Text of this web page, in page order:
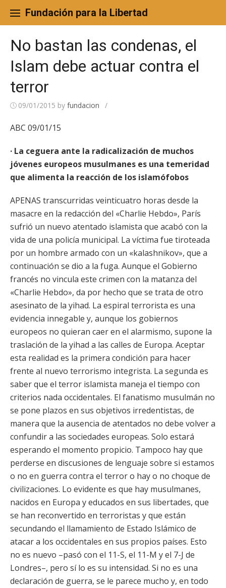
content
Fundación para la Libertad
No bastan las condenas, el
Islam debe actuar contra el
terror
09/01/2015 by fundacion /
ABC 09/01/15
· La ceguera ante la radicalización de muchos
jóvenes europeos musulmanes es una temeridad
que alimenta la reacción de los islamófobos
APENAS transcurridas veinticuatro horas desde la
masacre en la redacción del «Charlie Hebdo», París
sufrió un nuevo atentado islamista que acabó con la
vida de una policía municipal. La víctima fue tiroteada
por un hombre armado con un «kalashnikov», que a
continuación se dio a la fuga. Aunque el Gobierno
francés no vincula este crimen con la matanza del
«Charlie Hebdo», da por hecho que se trata de otro
asesinato de la yihad. La espiral terrorista es una
evidencia innegable y, aunque los gobiernos
europeos no quieran caer en el alarmismo, supone la
traslación de la yihad a las calles de Europa. Aceptar
esta realidad es la primera condición para hacer
frente al nuevo terrorismo integrista. La segunda es
saber que el terror islamista maneja el tiempo con
criterios nada occidentales. El fanatismo musulmán no
se pone plazos en sus objetivos irredentistas, de
manera que la ausencia de atentados no debe volver a
confundir a las sociedades europeas. Solo estará
esperando el momento propicio. Tampoco hay que
perderse en discusiones de lenguaje sobre si estamos
o no en guerra contra el terror o hay o no choque de
civilizaciones. Lo evidente es que hay musulmanes,
nacidos en Europa y educados en sus libertades, que
se han reconvertido en terroristas y que están
secundando el llamamiento de Estado Islámico de
atacar a los occidentales en sus propios países. Esto
no es nuevo –pasó con el 11-S, el 11-M y el 7-J de
Londres–, pero sí lo es su intensidad. Si no es una
declaración de guerra, se le parece mucho y, en todo